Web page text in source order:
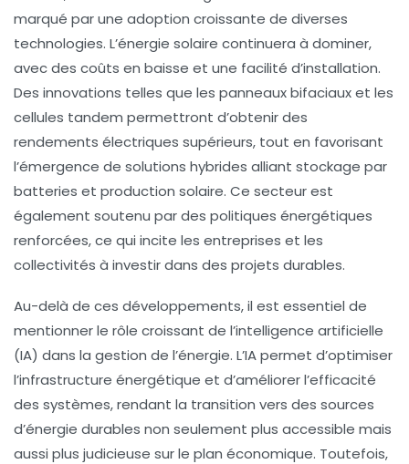
marqué par une adoption croissante de diverses
technologies. L’énergie solaire continuera à dominer,
avec des coûts en baisse et une facilité d’installation.
Des innovations telles que les panneaux bifaciauxet les
cellules tandem permettront d’obtenir des
rendements électriques supérieurs, tout en favorisant
l’émergence de solutions hybrides alliant stockage par
batteries et production solaire. Ce secteur est
également soutenu par des politiques énergétiques
renforcées, ce qui incite les entreprises et les
collectivités à investir dans des projets durables.
Au-delà de ces développements, il est essentiel de
mentionner le rôle croissant de l’intelligence artificielle
(IA) dans la gestion de l’énergie. L’IApermet d’optimiser
l’infrastructure énergétique et d’améliorer l’efficacité
des systèmes, rendant la transition vers des sources
d’énergie durables non seulement plus accessible mais
aussi plus judicieuse sur le plan économique. Toutefois,